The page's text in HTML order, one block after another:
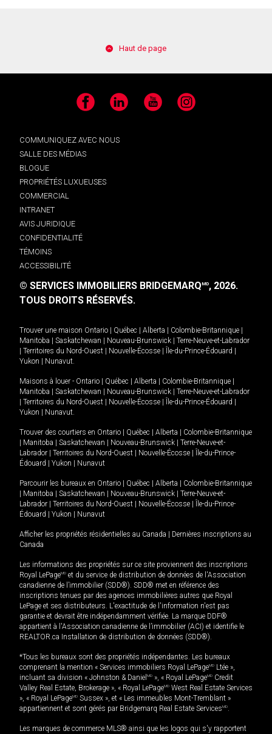
Haut de page
Facebook LinkedIn YouTube Instagram
COMMUNIQUEZ AVEC NOUS
SALLE DES MÉDIAS
BLOGUE
PROPRIÉTÉS LUXUEUSES
COMMERCIAL
INTRANET
AVIS JURIDIQUE
CONFIDENTIALITÉ
TÉMOINS
ACCESSIBILITÉ
© SERVICES IMMOBILIERS BRIDGEMARQMD, 2026.
TOUS DROITS RÉSERVÉS.
Trouver une maison Ontario Québec Alberta Colombie-Britannique
Manitoba
Saskatchewan Nouveau-Brunswick
Terre-Neuve-et-Labrador
Territoires du Nord-Ouest Nouvelle-Écosse Île-du-Prince-Édouard
Yukon
Nunavut.
Maisons à louer - Ontario Québec Alberta Colombie-Britannique
Manitoba
Saskatchewan Nouveau-Brunswick
Terre-Neuve-et-Labrador
Territoires du Nord-Ouest Nouvelle-Écosse Île-du-Prince-Édouard
Yukon
Nunavut.
Trouver des courtiers en Ontario Québec Alberta
Colombie-Britannique
Manitoba Saskatchewan Nouveau-Brunswick
Terre-Neuve-et-
Labrador
Territoires du Nord-Ouest Nouvelle-Écosse
Île-du-Prince-
Édouard
Yukon Nunavut
Parcourir les bureaux en Ontario Québec Alberta
Colombie-Britannique
Manitoba Saskatchewan Nouveau-Brunswick
Terre-Neuve-et-
Labrador
Territoires du Nord-Ouest Nouvelle-Écosse
Île-du-Prince-
Édouard
Yukon Nunavut
Afficher les propriétés résidentielles au Canada
Dernières inscriptions au
Canada
Les informations des propriétés sur ce site proviennent des inscriptions
Royal LePageMD et du service de distribution de données de l'Association
canadienne de l’immobilier (SDD®). SDD® met en référence des
inscriptions tenues par des agences immobilières autres que Royal
LePage et ses distributeurs. L'exactitude de l'information n'est pas
garantie et devrait être indépendamment vérifiée. La marque DDF®
appartient à l'Association canadienne de l’immobilier (ACI) et identifie le
REALTOR.ca Installation de distribution de données (SDD®).
*Tous les bureaux sont des propriétés indépendantes. Les bureaux
comprenant la mention « Services immobiliers Royal LePageMD Ltée »,
incluant sa division « Johnston & Daniel MD », « Royal LePageMD Credit
Valley Real Estate, Brokerage », « Royal LePageMD West Real Estate Services
», « Royal LePageMD Sussex », et « Les immeubles Mont-Tremblant »
appartiennent et sont gérés par Bridgemarq Real Estate ServicesMD.
Les marques de commerce MLS® ainsi que les logos qui s'y rapportent